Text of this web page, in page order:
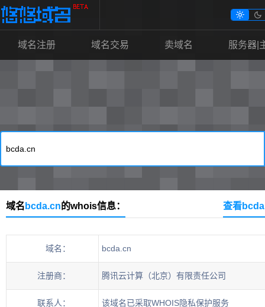
域名注册 域名交易 卖域名 服务器|
 
域名 bcda.cn的whois信息： 查看
域名： bcda.cn
注册商： 腾讯云计算（北京）有限责任公司
联系人： 该域名已采取WHOIS隐私保护服务